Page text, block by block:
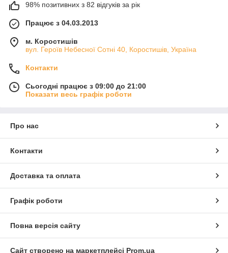
98% позитивних з 82 відгуків за рік
Працює з 04.03.2013
м. Коростишів
вул. Героїв Небесної Сотні 40, Коростишів, Україна
Контакти
Сьогодні працює з 09:00 до 21:00
Показати весь графік роботи
Про нас
Контакти
Доставка та оплата
Графік роботи
Повна версія сайту
Сайт створено на маркетплейсі Prom.ua